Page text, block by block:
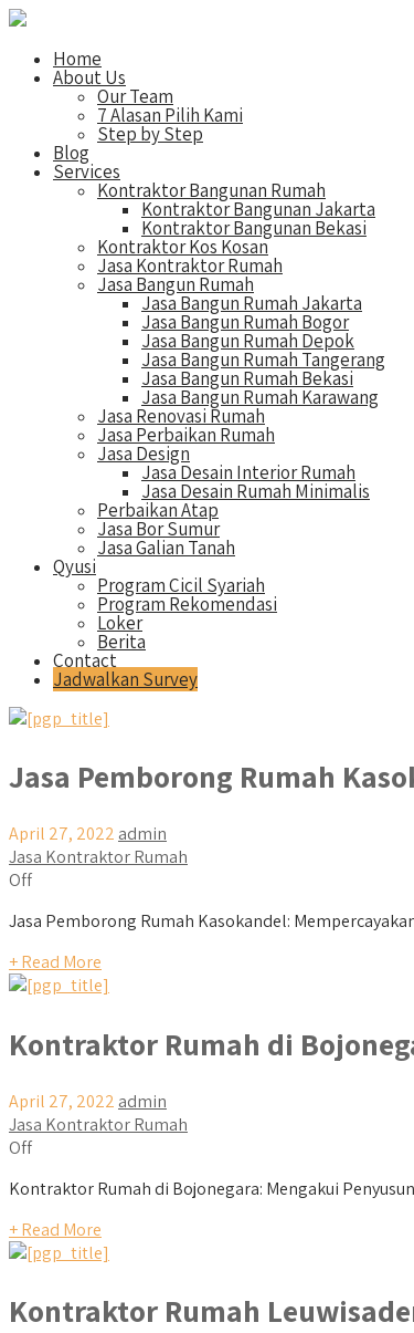
Home
About Us
Our Team
7 Alasan Pilih Kami
Step by Step
Blog
Services
Kontraktor Bangunan Rumah
Kontraktor Bangunan Jakarta
Kontraktor Bangunan Bekasi
Kontraktor Kos Kosan
Jasa Kontraktor Rumah
Jasa Bangun Rumah
Jasa Bangun Rumah Jakarta
Jasa Bangun Rumah Bogor
Jasa Bangun Rumah Depok
Jasa Bangun Rumah Tangerang
Jasa Bangun Rumah Bekasi
Jasa Bangun Rumah Karawang
Jasa Renovasi Rumah
Jasa Perbaikan Rumah
Jasa Design
Jasa Desain Interior Rumah
Jasa Desain Rumah Minimalis
Perbaikan Atap
Jasa Bor Sumur
Jasa Galian Tanah
Qyusi
Program Cicil Syariah
Program Rekomendasi
Loker
Berita
Contact
Jadwalkan Survey
Jasa Pemborong Rumah
April 27, 2022 admin
Jasa Kontraktor Rumah
Off
Jasa Pemborong Rumah Kasokandel:
+ Read More
Kontraktor Rumah di
April 27, 2022 admin
Jasa Kontraktor Rumah
Off
Kontraktor Rumah di Bojonegara: Mengakui
+ Read More
Kontraktor Rumah